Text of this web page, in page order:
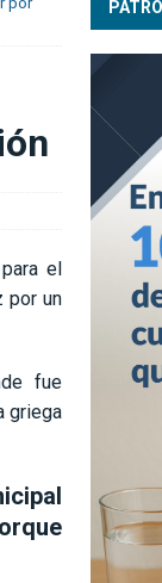
el
por un
fue
griega